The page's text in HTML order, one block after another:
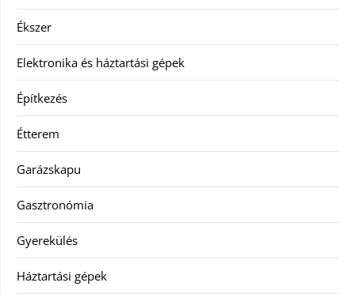
Ékszer
Elektronika és háztartási gépek
Építkezés
Étterem
Garázskapu
Gasztronómia
Gyerekülés
Háztartási gépek